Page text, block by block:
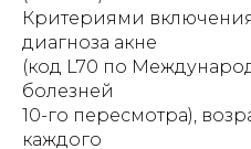
Критериями
диагноза акне
(код L70 по
болезней
10-го пересмотра),
каждого